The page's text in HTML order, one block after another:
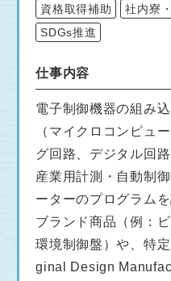
資格取得補助
社内寮
SDGs推進
仕事内容
電子制御機器の組み
（マイクロコンピュ
グ回路、デジタル回
産業用計測・自動制
ーターのプログラム
ブランド商品（例：
環境制御盤）や、特
ginal Design